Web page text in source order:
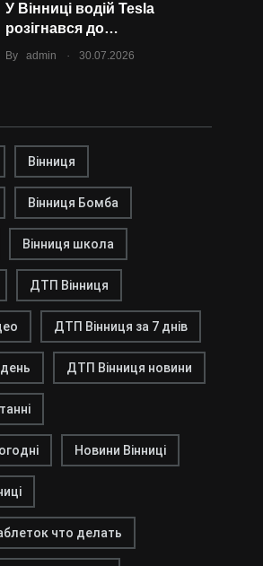
У Вінниці водій Tesla
розігнався до…
By admin . 30.07.2026
Вінниця
Вінниця Бомба
Вінниця школа
ДТП Вінниця
ДТП Вінниця за 7 днів
ДТП Вінниця новини
Новини Вінниці
что делать